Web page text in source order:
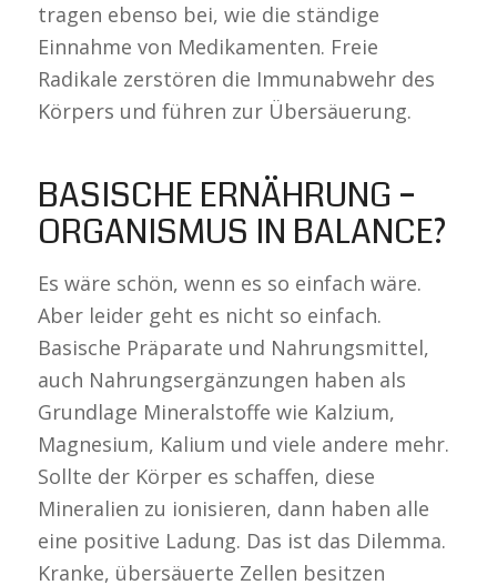
tragen ebenso bei, wie die ständige
Einnahme von Medikamenten. Freie
Radikale zerstören die Immunabwehr des
Körpers und führen zur Übersäuerung.
BASISCHE ERNÄHRUNG –
ORGANISMUS IN BALANCE?
Es wäre schön, wenn es so einfach wäre.
Aber leider geht es nicht so einfach.
Basische Präparate und Nahrungsmittel,
auch Nahrungsergänzungen haben als
Grundlage Mineralstoffe wie Kalzium,
Magnesium, Kalium und viele andere mehr.
Sollte der Körper es schaffen, diese
Mineralien zu ionisieren, dann haben alle
eine positive Ladung. Das ist das Dilemma.
Kranke, übersäuerte Zellen besitzen